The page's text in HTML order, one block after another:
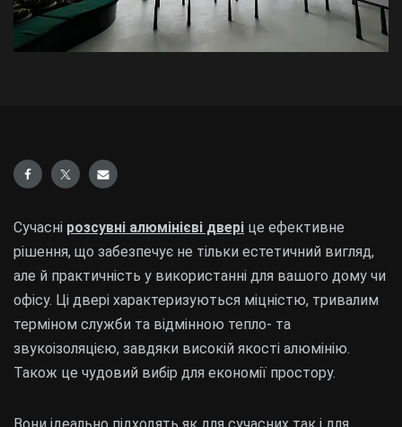
Сучасні розсувні алюмінієві двері це ефективне
рішення, що забезпечує не тільки естетичний вигляд,
але й практичність у використанні для вашого дому чи
офісу. Ці двері характеризуються міцністю, тривалим
терміном служби та відмінною тепло- та
звукоізоляцією, завдяки високій якості алюмінію.
Також це чудовий вибір для економії простору.
Вони ідеально підходять як для сучасних так і для